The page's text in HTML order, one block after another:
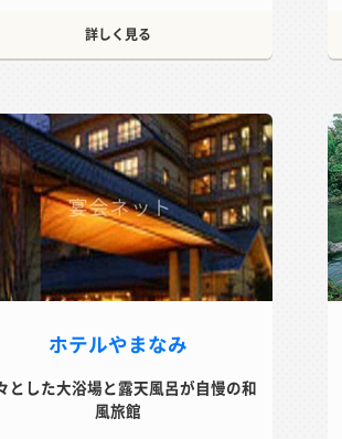
詳しく見る
ホテルやまなみ
とした大浴場と露天風呂が自慢の和
風旅館